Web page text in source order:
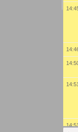
14:51